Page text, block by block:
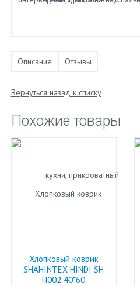
Описание Отзывы
Вернуться назад к списку
Похожие товары
Хлопковый коврик
SHAHINTEX HINDI SH
H002 40*60